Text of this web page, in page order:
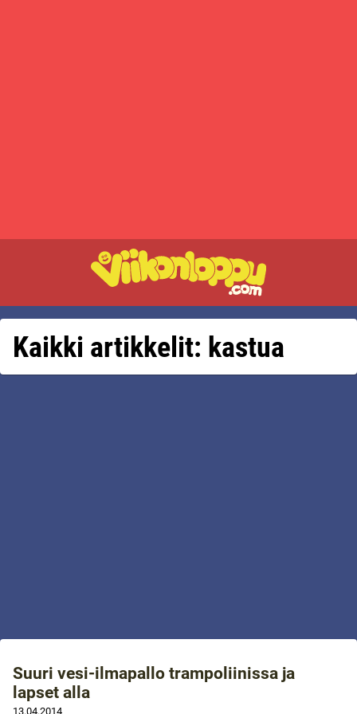
Kaikki artikkelit: kastua
Suuri vesi-ilmapallo trampoliinissa ja
lapset alla
13.04.2014